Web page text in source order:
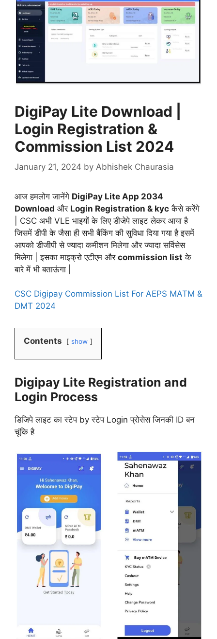
DigiPay Lite Download |
Login Registration &
Commission List 2024
January 21, 2024 by Abhishek Chaurasia
आज हमलोग जानेंगे DigiPay Lite App 2034
Download और Login Registration & kyc कैसे करेंगे
| CSC अभी VLE भाइयों के लिए डीजेपे लाइट लेकर आया है
जिसमें डीपी के जैसा ही सभी बैंकिंग की सुविधा दिया गया है इसमें
आपको डीजीपी से ज्यादा कमीशन मिलेगा और ज्यादा सर्विसेस
मिलेगा | इसका माइक्रो एटीएम और commission list के
बारे में भी बताऊंगा |
CSC Digipay Commission List For AEPS MATM &
DMT 2024
Contents show
Digipay Lite Registration and
Login Process
डिजिपे लाइट का स्टेप by स्टेप Login प्रोसेस जिनकी ID बन
चूंकि है